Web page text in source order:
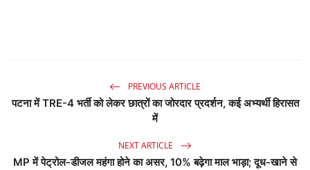
PREVIOUS ARTICLE
पटना में TRE-4 भर्ती को लेकर छात्रों का जोरदार प्रदर्शन, कई अभ्यर्थी हिरासत
में
NEXT ARTICLE
MP में पेट्रोल-डीजल महंगा होने का असर, 10% बढ़ेगा माल भाड़ा; दूध-खाने से